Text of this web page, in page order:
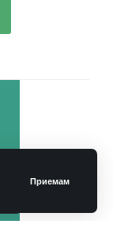
Приемам